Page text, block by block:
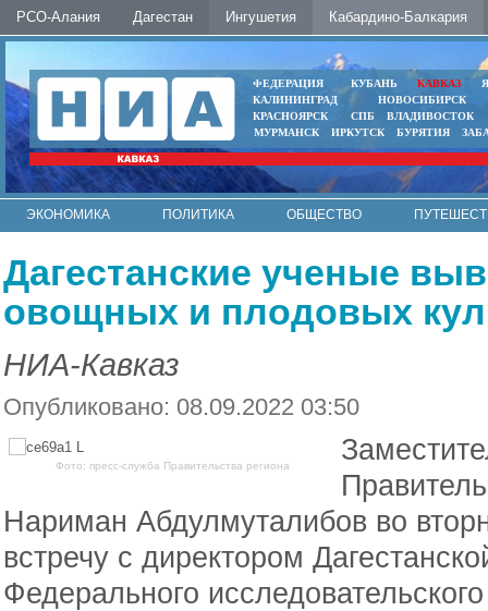
РСО-Алания Дагестан Ингушетия Кабардино-Балкария
ФЕДЕРАЦИЯ КУБАНЬ КАВКАЗ
КАЛИНИНГРАД
НОВОСИБИРСК
КРАСНОЯРСК
СПБ
ВЛАДИВОСТОК
МУРМАНСК
ИРКУТСК БУРЯТИЯ
ЭКОНОМИКА ПОЛИТИКА ОБЩЕСТВО
Дагестанские ученые
овощных и плодовых
НИА-Кавказ
Опубликовано: 08.09.2022 03:50
Фото: пресс-служба Правительства региона
Нариман Абдулмуталибов во
встречу с директором
Федерального